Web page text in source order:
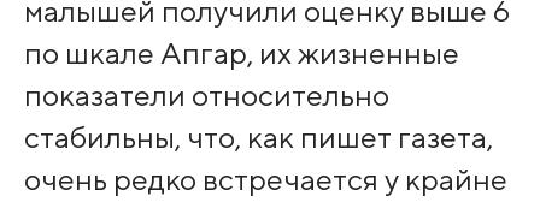
малышей получили оценку выше 6
по шкале Апгар, их жизненные
показатели относительно
стабильны, что, как пишет газета,
очень редко встречается у крайне